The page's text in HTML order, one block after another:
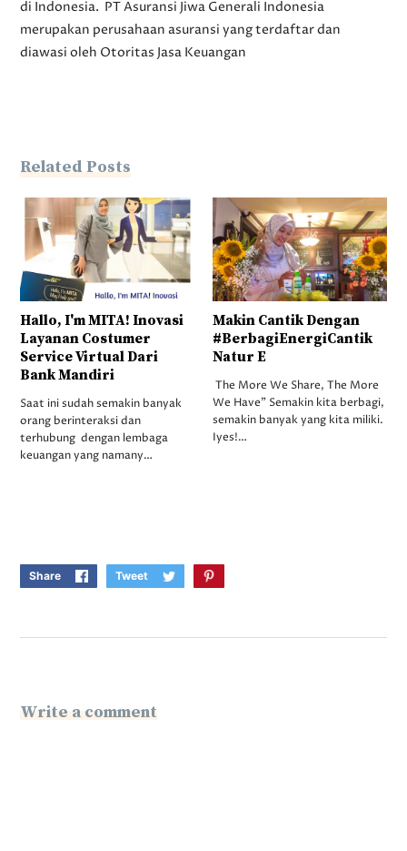
di Indonesia. PT Asuransi Jiwa Generali Indonesia
merupakan perusahaan asuransi yang terdaftar dan
diawasi oleh Otoritas Jasa Keuangan
Related Posts
Hallo, I'm MITA! Inovasi
Layanan Costumer
Service Virtual Dari
Bank Mandiri
Saat ini sudah semakin banyak
orang berinteraksi dan
terhubung dengan lembaga
keuangan yang namany…
Makin Cantik Dengan
#BerbagiEnergiCantik
Natur E
The More We Share, The More
We Have” Semakin kita berbagi,
semakin banyak yang kita miliki.
Iyes!…
Share Tweet
Write a comment